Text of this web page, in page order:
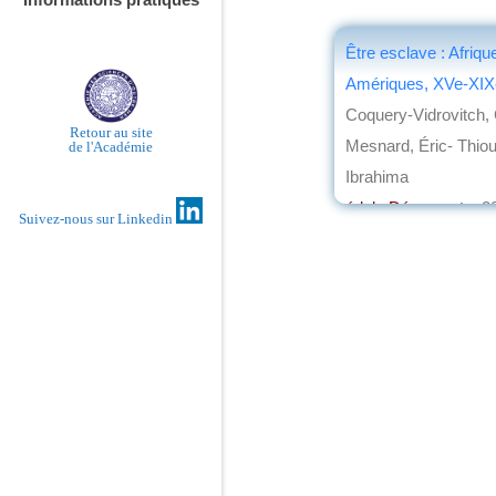
Retour au site
de l'Académie
Suivez-nous sur Linkedin
Être esclave :
Amériques, XVe-
Coquery-Vidrovitch,
Mesnard, Éric-
Ibrahima
éd. la Découverte,